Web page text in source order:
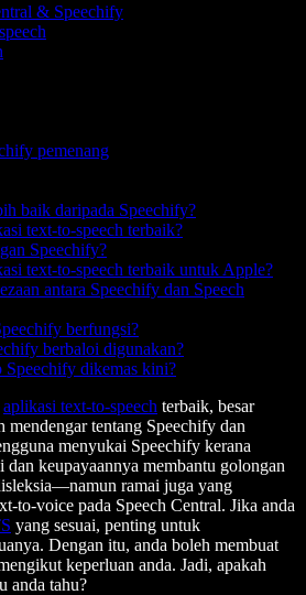
& Speechify
pemenang
baik daripada Speechify?
text-to-speech terbaik?
Speechify?
text-to-speech terbaik untuk Apple?
antara Speechify dan Speech
berfungsi?
berbaloi digunakan?
Speechify dikemas kini?
aplikasi text-to-speech terbaik, besar
mendengar tentang Speechify dan
menyukai Speechify kerana
dan keupayaannya membantu golongan
ramai juga yang
to-voice pada Speech Central. Jika anda
yang sesuai, penting untuk
Dengan itu, anda boleh membuat
keperluan anda. Jadi, apakah
anda tahu?